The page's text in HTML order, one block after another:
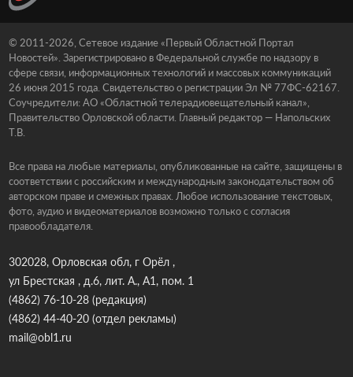
© 2011-2026, Сетевое издание «Первый Областной Портал
Новостей». Зарегистрировано в Федеральной службе по надзору в
сфере связи, информационных технологий и массовых коммуникаций
26 июня 2015 года. Свидетельство о регистрации Эл № 77ФС-62167.
Соучредители: АО «Областной телерадиовещательный канал»,
Правительство Орловской области. Главный редактор — Напольских
Т.В.
Все права на любые материалы, опубликованные на сайте, защищены в
соответствии с российским и международным законодательством об
авторском праве и смежных правах. Любое использование текстовых,
фото, аудио и видеоматериалов возможно только с согласия
правообладателя.
302028, Орловская обл, г Орёл ,
ул Брестская , д.6, лит. А., А1, пом. 1
(4862) 76-10-28(редакция)
(4862) 44-40-20(отдел рекламы)
mail@obl1.ru